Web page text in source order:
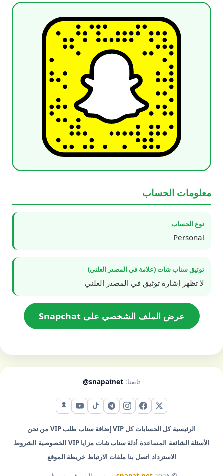
معلومات الحساب
نوع الحساب
Personal
توثيق سناب شات (علامة في المصدر العلني)
لا تظهر إشارة توثيق في المصدر العلني
عرض الملف الشخصي على Snapchat
تابعنا: @snapatnet
X (تويتر) فيس بوكإنستقرامتيليجرامتيك توكيوتيوبسناب شات
الرئيسية كل الحسابات كل VIP إضافة سناب طلب VIP
من نحن
الأسئلة الشائعة المساعدة أدلة سناب شات مزايا VIP الخصوصية الشروط
الاسترداد اتصل بنا ملفات الارتباط خريطة الموقع